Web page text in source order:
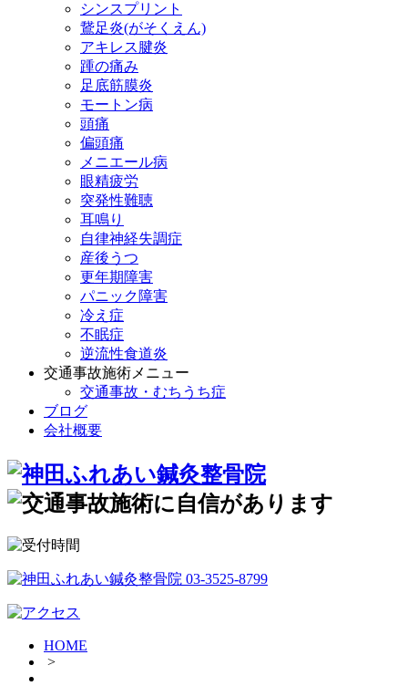
シンスプリント
鵞足炎(がそくえん)
アキレス腱炎
踵の痛み
足底筋膜炎
モートン病
頭痛
偏頭痛
メニエール病
眼精疲労
突発性難聴
耳鳴り
自律神経失調症
産後うつ
更年期障害
パニック障害
冷え症
不眠症
逆流性食道炎
交通事故施術メニュー
交通事故・むちうち症
ブログ
会社概要
HOME
>